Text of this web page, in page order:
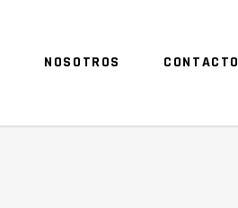
NOSOTROS CONTACTO